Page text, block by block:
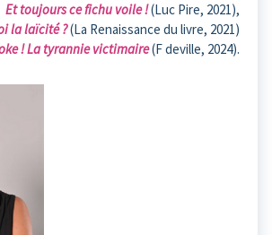
Et toujours ce fichu voile !(Luc Pire, 2021),
la laïcité ?(La Renaissance du livre, 2021)
! La tyrannie victimaire(F deville, 2024).